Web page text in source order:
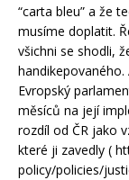
“carta bleu” a že
musíme doplatit.
všichni se shodli,
Evropský
měsíců na její
rozdíl od ČR jako
které ji zavedly (
policy/policies/